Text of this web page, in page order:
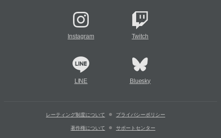
Instagram Twitch
LINE Bluesky
レーティング制度について プライバシーポリシー
著作権について サポートセンター